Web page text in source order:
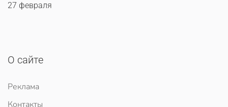
27 февраля
О сайте
Реклама
Контакты